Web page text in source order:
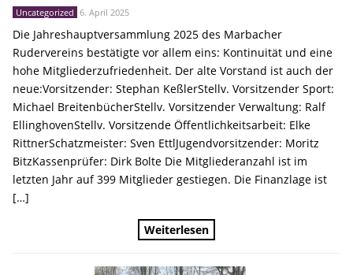
Uncategorized 6. April 2025
Die Jahreshauptversammlung 2025 des Marbacher
Rudervereins bestätigte vor allem eins: Kontinuität und eine
hohe Mitgliederzufriedenheit. Der alte Vorstand ist auch der
neue:Vorsitzender: Stephan KeßlerStellv. Vorsitzender Sport:
Michael BreitenbücherStellv. Vorsitzender Verwaltung: Ralf
EllinghovenStellv. Vorsitzende Öffentlichkeitsarbeit: Elke
RittnerSchatzmeister: Sven EttlJugendvorsitzender: Moritz
BitzKassenprüfer: Dirk Bolte Die Mitgliederanzahl ist im
letzten Jahr auf 399 Mitglieder gestiegen. Die Finanzlage ist
[…]
Weiterlesen